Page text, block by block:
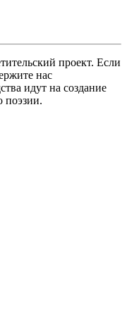
проект. Если
нас
идут на создание
поэзии.